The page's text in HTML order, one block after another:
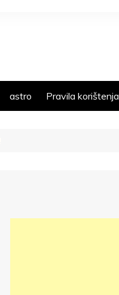
astro Pravila korištenja